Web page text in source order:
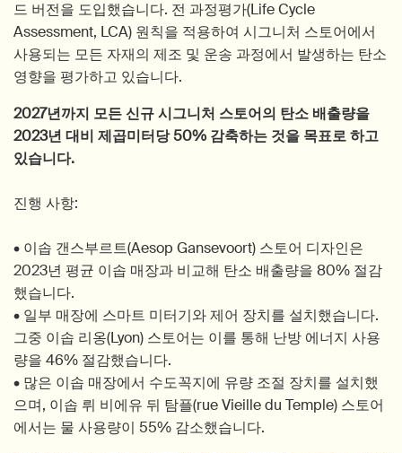
드 버전을 도입했습니다. 전 과정평가(Life Cycle
Assessment, LCA) 원칙을 적용하여 시그니처 스토어에서
사용되는 모든 자재의 제조 및 운송 과정에서 발생하는 탄소
영향을 평가하고 있습니다.
2027년까지 모든 신규 시그니처 스토어의 탄소 배출량을
2023년 대비 제곱미터당 50% 감축하는 것을 목표로 하고
있습니다.
진행 사항:
• 이솝 갠스부르트(Aesop Gansevoort) 스토어 디자인은
2023년 평균 이솝 매장과 비교해 탄소 배출량을 80% 절감
했습니다.
• 일부 매장에 스마트 미터기와 제어 장치를 설치했습니다.
그중 이솝 리옹(Lyon) 스토어는 이를 통해 난방 에너지 사용
량을 46% 절감했습니다.
• 많은 이솝 매장에서 수도꼭지에 유량 조절 장치를 설치했
으며, 이솝 뤼 비에유 뒤 탐플(rue Vieille du Temple) 스토어
에서는 물 사용량이 55% 감소했습니다.